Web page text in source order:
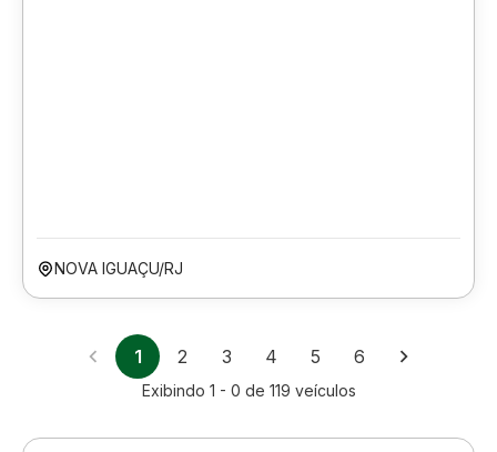
NOVA IGUAÇU/RJ
1 2 3 4 5 6
Exibindo 1 - 0 de 119 veículos